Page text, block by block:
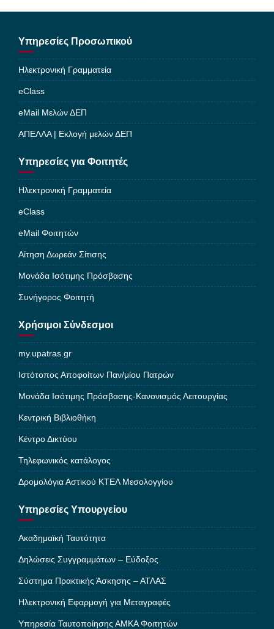
Υπηρεσίες Προσωπικού
Ηλεκτρονική Γραμματεία
eClass
eMail Μελών ΔΕΠ
ΑΠΕΛΛΑ | Εκλογή μελών ΔΕΠ
Υπηρεσίες για Φοιτητές
Ηλεκτρονική Γραμματεία
eClass
eMail Φοιτητών
Αίτηση Δωρεάν Σίτισης
Μονάδα Ισότιμης Πρόσβασης
Συνήγορος Φοιτητή
Χρήσιμοι Σύνδεσμοι
my.upatras.gr
Ιστότοπος Αποφοίτων Παν/μίου Πατρών
Μονάδα Ισότιμης Πρόσβασης-Κανονισμός Λειτουργίας
Κεντρική Βιβλιοθήκη
Κέντρο Δικτύου
Τηλεφωνικός κατάλογος
Δρομολόγια Αστικού ΚΤΕΛ Μεσολογγίου
Υπηρεσίες Υπουργείου
Ακαδημαϊκή Ταυτότητα
Δηλώσεις Συγγραμμάτων – Εύδοξος
Σύστημα Πρακτικής Άσκησης – ΑΤΛΑΣ
Ηλεκτρονική Εφαρμογή για Μεταγραφές
Υπηρεσία Ταυτοποίησης ΑΜΚΑ Φοιτητών